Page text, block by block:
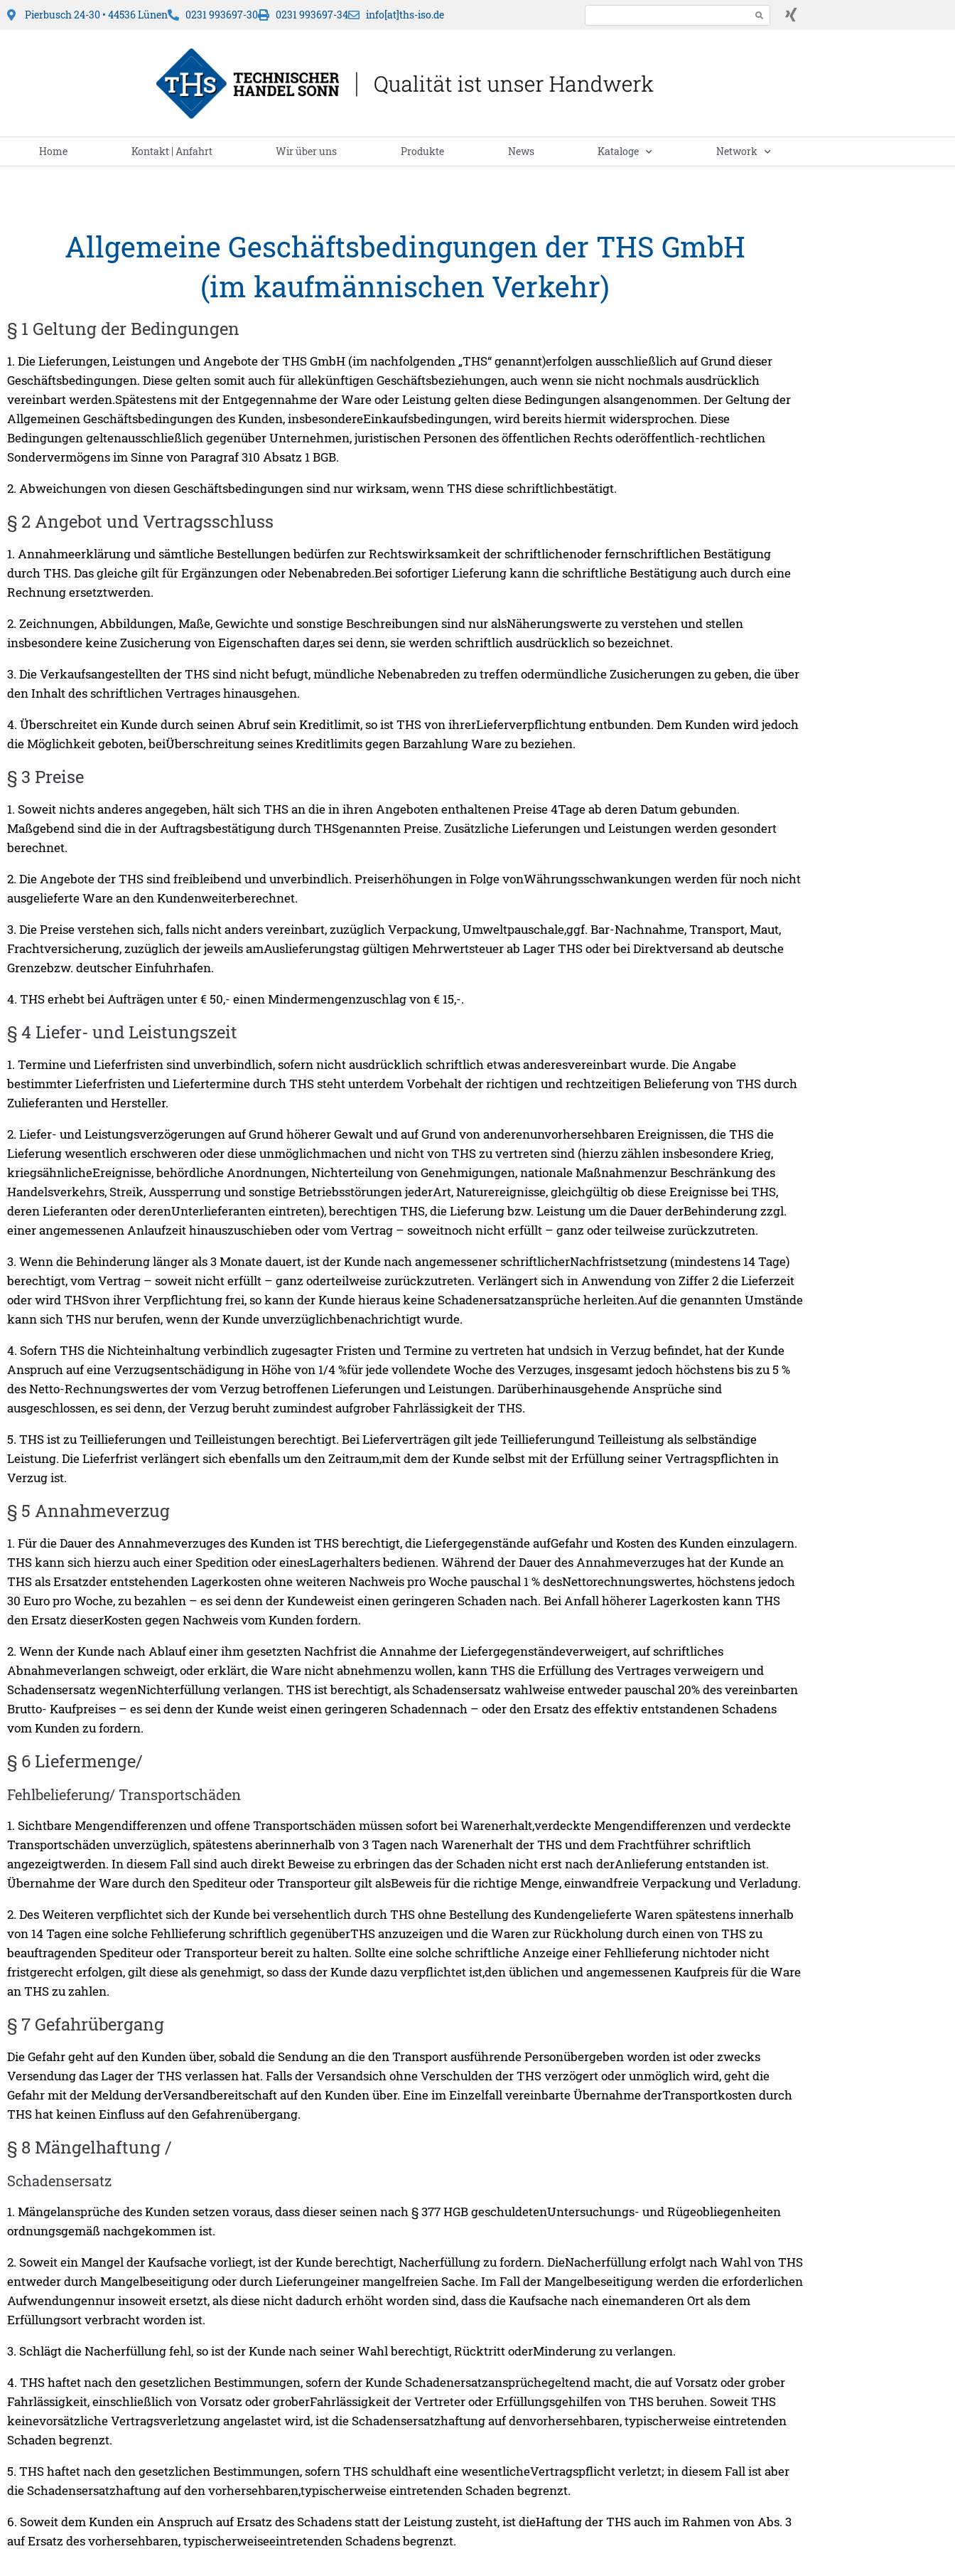
Pierbusch 24-30 • 44536 Lünen 0231 993697-30 0231 993697-34 info[at]ths-iso.de
Home Kontakt | Anfahrt Wir über uns Produkte News Kataloge Network
Allgemeine Geschäftsbedingungen der THS GmbH
(im kaufmännischen Verkehr)
§ 1 Geltung der Bedingungen
1. Die Lieferungen, Leistungen und Angebote der THS GmbH (im nachfolgenden „THS“ genannt)erfolgen ausschließlich auf Grund dieser
Geschäftsbedingungen. Diese gelten somit auch für allekünftigen Geschäftsbeziehungen, auch wenn sie nicht nochmals ausdrücklich
vereinbart werden.Spätestens mit der Entgegennahme der Ware oder Leistung gelten diese Bedingungen alsangenommen. Der Geltung der
Allgemeinen Geschäftsbedingungen des Kunden, insbesondereEinkaufsbedingungen, wird bereits hiermit widersprochen. Diese
Bedingungen geltenausschließlich gegenüber Unternehmen, juristischen Personen des öffentlichen Rechts oderöffentlich-rechtlichen
Sondervermögens im Sinne von Paragraf 310 Absatz 1 BGB.
2. Abweichungen von diesen Geschäftsbedingungen sind nur wirksam, wenn THS diese schriftlichbestätigt.
§ 2 Angebot und Vertragsschluss
1. Annahmeerklärung und sämtliche Bestellungen bedürfen zur Rechtswirksamkeit der schriftlichenoder fernschriftlichen Bestätigung
durch THS. Das gleiche gilt für Ergänzungen oder Nebenabreden.Bei sofortiger Lieferung kann die schriftliche Bestätigung auch durch eine
Rechnung ersetztwerden.
2. Zeichnungen, Abbildungen, Maße, Gewichte und sonstige Beschreibungen sind nur alsNäherungswerte zu verstehen und stellen
insbesondere keine Zusicherung von Eigenschaften dar,es sei denn, sie werden schriftlich ausdrücklich so bezeichnet.
3. Die Verkaufsangestellten der THS sind nicht befugt, mündliche Nebenabreden zu treffen odermündliche Zusicherungen zu geben, die über
den Inhalt des schriftlichen Vertrages hinausgehen.
4. Überschreitet ein Kunde durch seinen Abruf sein Kreditlimit, so ist THS von ihrerLieferverpflichtung entbunden. Dem Kunden wird jedoch
die Möglichkeit geboten, beiÜberschreitung seines Kreditlimits gegen Barzahlung Ware zu beziehen.
§ 3 Preise
1. Soweit nichts anderes angegeben, hält sich THS an die in ihren Angeboten enthaltenen Preise 4Tage ab deren Datum gebunden.
Maßgebend sind die in der Auftragsbestätigung durch THSgenannten Preise. Zusätzliche Lieferungen und Leistungen werden gesondert
berechnet.
2. Die Angebote der THS sind freibleibend und unverbindlich. Preiserhöhungen in Folge vonWährungsschwankungen werden für noch nicht
ausgelieferte Ware an den Kundenweiterberechnet.
3. Die Preise verstehen sich, falls nicht anders vereinbart, zuzüglich Verpackung, Umweltpauschale,ggf. Bar-Nachnahme, Transport, Maut,
Frachtversicherung, zuzüglich der jeweils amAuslieferungstag gültigen Mehrwertsteuer ab Lager THS oder bei Direktversand ab deutsche
Grenzebzw. deutscher Einfuhrhafen.
4. THS erhebt bei Aufträgen unter € 50,- einen Mindermengenzuschlag von € 15,-.
§ 4 Liefer- und Leistungszeit
1. Termine und Lieferfristen sind unverbindlich, sofern nicht ausdrücklich schriftlich etwas anderesvereinbart wurde. Die Angabe
bestimmter Lieferfristen und Liefertermine durch THS steht unterdem Vorbehalt der richtigen und rechtzeitigen Belieferung von THS durch
Zulieferanten und Hersteller.
2. Liefer- und Leistungsverzögerungen auf Grund höherer Gewalt und auf Grund von anderenunvorhersehbaren Ereignissen, die THS die
Lieferung wesentlich erschweren oder diese unmöglichmachen und nicht von THS zu vertreten sind (hierzu zählen insbesondere Krieg,
kriegsähnlicheEreignisse, behördliche Anordnungen, Nichterteilung von Genehmigungen, nationale Maßnahmenzur Beschränkung des
Handelsverkehrs, Streik, Aussperrung und sonstige Betriebsstörungen jederArt, Naturereignisse, gleichgültig ob diese Ereignisse bei THS,
deren Lieferanten oder derenUnterlieferanten eintreten), berechtigen THS, die Lieferung bzw. Leistung um die Dauer derBehinderung zzgl.
einer angemessenen Anlaufzeit hinauszuschieben oder vom Vertrag – soweitnoch nicht erfüllt – ganz oder teilweise zurückzutreten.
3. Wenn die Behinderung länger als 3 Monate dauert, ist der Kunde nach angemessener schriftlicherNachfristsetzung (mindestens 14 Tage)
berechtigt, vom Vertrag – soweit nicht erfüllt – ganz oderteilweise zurückzutreten. Verlängert sich in Anwendung von Ziffer 2 die Lieferzeit
oder wird THSvon ihrer Verpflichtung frei, so kann der Kunde hieraus keine Schadenersatzansprüche herleiten.Auf die genannten Umstände
kann sich THS nur berufen, wenn der Kunde unverzüglichbenachrichtigt wurde.
4. Sofern THS die Nichteinhaltung verbindlich zugesagter Fristen und Termine zu vertreten hat undsich in Verzug befindet, hat der Kunde
Anspruch auf eine Verzugsentschädigung in Höhe von 1/4 %für jede vollendete Woche des Verzuges, insgesamt jedoch höchstens bis zu 5 %
des Netto-Rechnungswertes der vom Verzug betroffenen Lieferungen und Leistungen. Darüberhinausgehende Ansprüche sind
ausgeschlossen, es sei denn, der Verzug beruht zumindest aufgrober Fahrlässigkeit der THS.
5. THS ist zu Teillieferungen und Teilleistungen berechtigt. Bei Lieferverträgen gilt jede Teillieferungund Teilleistung als selbständige
Leistung. Die Lieferfrist verlängert sich ebenfalls um den Zeitraum,mit dem der Kunde selbst mit der Erfüllung seiner Vertragspflichten in
Verzug ist.
§ 5 Annahmeverzug
1. Für die Dauer des Annahmeverzuges des Kunden ist THS berechtigt, die Liefergegenstände aufGefahr und Kosten des Kunden einzulagern.
THS kann sich hierzu auch einer Spedition oder einesLagerhalters bedienen. Während der Dauer des Annahmeverzuges hat der Kunde an
THS als Ersatzder entstehenden Lagerkosten ohne weiteren Nachweis pro Woche pauschal 1 % desNettorechnungswertes, höchstens jedoch
30 Euro pro Woche, zu bezahlen – es sei denn der Kundeweist einen geringeren Schaden nach. Bei Anfall höherer Lagerkosten kann THS
den Ersatz dieserKosten gegen Nachweis vom Kunden fordern.
2. Wenn der Kunde nach Ablauf einer ihm gesetzten Nachfrist die Annahme der Liefergegenständeverweigert, auf schriftliches
Abnahmeverlangen schweigt, oder erklärt, die Ware nicht abnehmenzu wollen, kann THS die Erfüllung des Vertrages verweigern und
Schadensersatz wegenNichterfüllung verlangen. THS ist berechtigt, als Schadensersatz wahlweise entweder pauschal 20% des vereinbarten
Brutto- Kaufpreises – es sei denn der Kunde weist einen geringeren Schadennach – oder den Ersatz des effektiv entstandenen Schadens
vom Kunden zu fordern.
§ 6 Liefermenge/
Fehlbelieferung/ Transportschäden
1. Sichtbare Mengendifferenzen und offene Transportschäden müssen sofort bei Warenerhalt,verdeckte Mengendifferenzen und verdeckte
Transportschäden unverzüglich, spätestens aberinnerhalb von 3 Tagen nach Warenerhalt der THS und dem Frachtführer schriftlich
angezeigtwerden. In diesem Fall sind auch direkt Beweise zu erbringen das der Schaden nicht erst nach derAnlieferung entstanden ist.
Übernahme der Ware durch den Spediteur oder Transporteur gilt alsBeweis für die richtige Menge, einwandfreie Verpackung und Verladung.
2. Des Weiteren verpflichtet sich der Kunde bei versehentlich durch THS ohne Bestellung des Kundengelieferte Waren spätestens innerhalb
von 14 Tagen eine solche Fehllieferung schriftlich gegenüberTHS anzuzeigen und die Waren zur Rückholung durch einen von THS zu
beauftragenden Spediteur oder Transporteur bereit zu halten. Sollte eine solche schriftliche Anzeige einer Fehllieferung nichtoder nicht
fristgerecht erfolgen, gilt diese als genehmigt, so dass der Kunde dazu verpflichtet ist,den üblichen und angemessenen Kaufpreis für die Ware
an THS zu zahlen.
§ 7 Gefahrübergang
Die Gefahr geht auf den Kunden über, sobald die Sendung an die den Transport ausführende Personübergeben worden ist oder zwecks
Versendung das Lager der THS verlassen hat. Falls der Versandsich ohne Verschulden der THS verzögert oder unmöglich wird, geht die
Gefahr mit der Meldung derVersandbereitschaft auf den Kunden über. Eine im Einzelfall vereinbarte Übernahme derTransportkosten durch
THS hat keinen Einfluss auf den Gefahrenübergang.
§ 8 Mängelhaftung /
Schadensersatz
1. Mängelansprüche des Kunden setzen voraus, dass dieser seinen nach § 377 HGB geschuldetenUntersuchungs- und Rügeobliegenheiten
ordnungsgemäß nachgekommen ist.
2. Soweit ein Mangel der Kaufsache vorliegt, ist der Kunde berechtigt, Nacherfüllung zu fordern. DieNacherfüllung erfolgt nach Wahl von THS
entweder durch Mangelbeseitigung oder durch Lieferungeiner mangelfreien Sache. Im Fall der Mangelbeseitigung werden die erforderlichen
Aufwendungennur insoweit ersetzt, als diese nicht dadurch erhöht worden sind, dass die Kaufsache nach einemanderen Ort als dem
Erfüllungsort verbracht worden ist.
3. Schlägt die Nacherfüllung fehl, so ist der Kunde nach seiner Wahl berechtigt, Rücktritt oderMinderung zu verlangen.
4. THS haftet nach den gesetzlichen Bestimmungen, sofern der Kunde Schadenersatzansprüchegeltend macht, die auf Vorsatz oder grober
Fahrlässigkeit, einschließlich von Vorsatz oder groberFahrlässigkeit der Vertreter oder Erfüllungsgehilfen von THS beruhen. Soweit THS
keinevorsätzliche Vertragsverletzung angelastet wird, ist die Schadensersatzhaftung auf denvorhersehbaren, typischerweise eintretenden
Schaden begrenzt.
5. THS haftet nach den gesetzlichen Bestimmungen, sofern THS schuldhaft eine wesentlicheVertragspflicht verletzt; in diesem Fall ist aber
die Schadensersatzhaftung auf den vorhersehbaren,typischerweise eintretenden Schaden begrenzt.
6. Soweit dem Kunden ein Anspruch auf Ersatz des Schadens statt der Leistung zusteht, ist dieHaftung der THS auch im Rahmen von Abs. 3
auf Ersatz des vorhersehbaren, typischerweiseeintretenden Schadens begrenzt.